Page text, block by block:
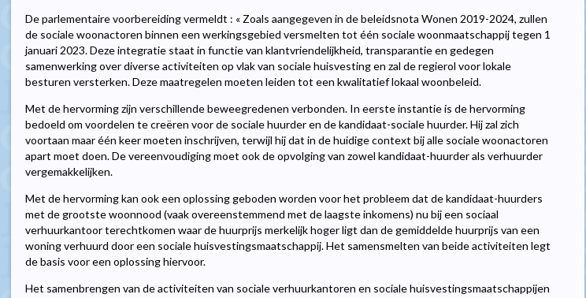
De parlementaire voorbereiding vermeldt : « Zoals aangegeven in de beleidsnota Wonen 2019-2024, zullen
de sociale woonactoren binnen een werkingsgebied versmelten tot één sociale woonmaatschappij tegen 1
januari 2023. Deze integratie staat in functie van klantvriendelijkheid, transparantie en gedegen
samenwerking over diverse activiteiten op vlak van sociale huisvesting en zal de regierol voor lokale
besturen versterken. Deze maatregelen moeten leiden tot een kwalitatief lokaal woonbeleid.
Met de hervorming zijn verschillende beweegredenen verbonden. In eerste instantie is de hervorming
bedoeld om voordelen te creëren voor de sociale huurder en de kandidaat-sociale huurder. Hij zal zich
voortaan maar één keer moeten inschrijven, terwijl hij dat in de huidige context bij alle sociale woonactoren
apart moet doen. De vereenvoudiging moet ook de opvolging van zowel kandidaat-huurder als verhuurder
vergemakkelijken.
Met de hervorming kan ook een oplossing geboden worden voor het probleem dat de kandidaat-huurders
met de grootste woonnood (vaak overeenstemmend met de laagste inkomens) nu bij een sociaal
verhuurkantoor terechtkomen waar de huurprijs merkelijk hoger ligt dan de gemiddelde huurprijs van een
woning verhuurd door een sociale huisvestingsmaatschappij. Het samensmelten van beide activiteiten legt
de basis voor een oplossing hiervoor.
Het samenbrengen van de activiteiten van sociale verhuurkantoren en sociale huisvestingsmaatschappijen